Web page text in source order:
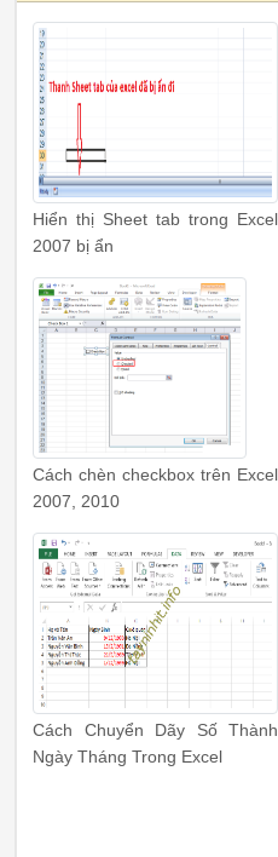
Hiển thị Sheet tab trong Excel
2007 bị ẩn
Cách chèn checkbox trên Excel
2007, 2010
Cách Chuyển Dãy Số Thành
Ngày Tháng Trong Excel